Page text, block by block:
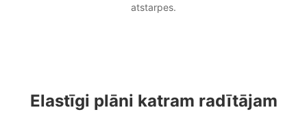
atstarpes.
Elastīgi plāni katram radītājam